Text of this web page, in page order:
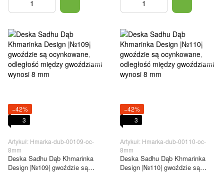
−42%
3
Artykuł: Hmarka-dub-00109-oc-
8mm
Deska Sadhu Dąb Khmarinka
Design |№109| gwoździe są
−42%
3
Artykuł: Hmarka-dub-00110-oc-
8mm
Deska Sadhu Dąb Khmarinka
Design |№110| gwoździe są